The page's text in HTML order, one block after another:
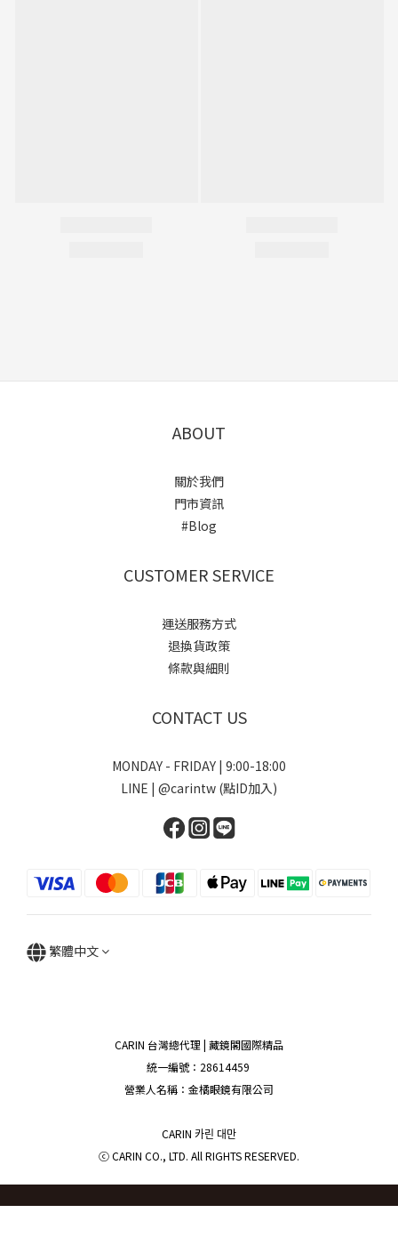
ABOUT
關於我們
門市資訊
#Blog
CUSTOMER SERVICE
運送服務方式
退換貨政策
條款與細則
CONTACT US
MONDAY - FRIDAY | 9:00-18:00
LINE | @carintw (點ID加入)
繁體中文
CARIN 台灣總代理 | 藏鏡閣國際精品
統一編號：28614459
營業人名稱：金橘眼鏡有限公司
CARIN 카린 대만
ⓒ CARIN CO., LTD. All RIGHTS RESERVED.